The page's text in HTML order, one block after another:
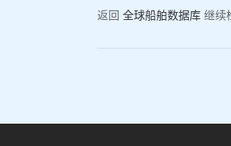
返回 全球船舶数据库 继续